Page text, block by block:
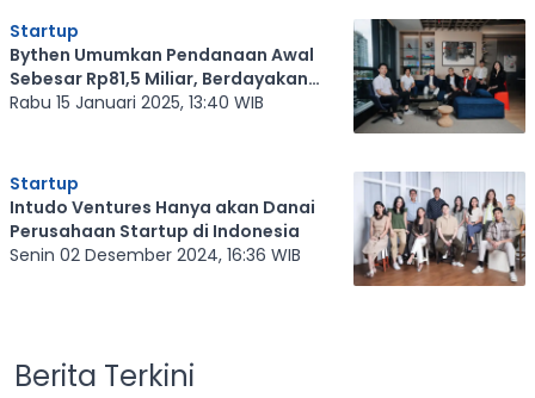
Startup
Bythen Umumkan Pendanaan Awal
Sebesar Rp81,5 Miliar, Berdayakan
Kreator dan Influencer
Rabu 15 Januari 2025, 13:40 WIB
Startup
Intudo Ventures Hanya akan Danai
Perusahaan Startup di Indonesia
Senin 02 Desember 2024, 16:36 WIB
Berita Terkini